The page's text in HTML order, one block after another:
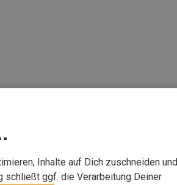
Inhalte auf Dich zuschneiden und
ggf. die Verarbeitung Deiner